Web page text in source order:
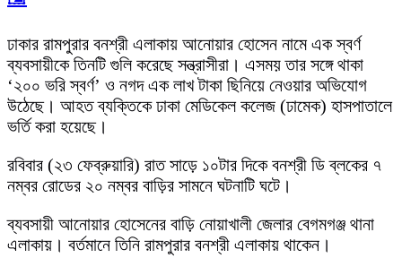
ঢাকার রামপুরার বনশ্রী এলাকায় আনোয়ার হোসেন নামে এক স্বর্ণ
ব্যবসায়ীকে তিনটি গুলি করেছে সন্ত্রাসীরা। এসময় তার সঙ্গে থাকা
‘২০০ ভরি স্বর্ণ’ ও নগদ এক লাখ টাকা ছিনিয়ে নেওয়ার অভিযোগ
উঠেছে। আহত ব্যক্তিকে ঢাকা মেডিকেল কলেজ (ঢামেক) হাসপাতালে
ভর্তি করা হয়েছে।
রবিবার (২৩ ফেব্রুয়ারি) রাত সাড়ে ১০টার দিকে বনশ্রী ডি ব্লকের ৭
নম্বর রোডের ২০ নম্বর বাড়ির সামনে ঘটনাটি ঘটে।
ব্যবসায়ী আনোয়ার হোসেনের বাড়ি নোয়াখালী জেলার বেগমগঞ্জ থানা
এলাকায়। বর্তমানে তিনি রামপুরার বনশ্রী এলাকায় থাকেন।